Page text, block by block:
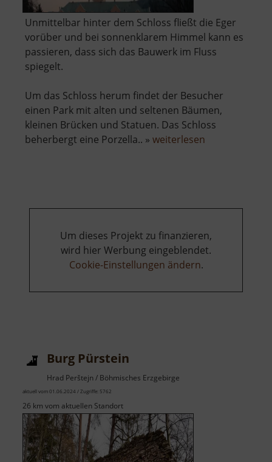
Unmittelbar hinter dem Schloss fließt die Eger
vorüber und bei sonnenklarem Himmel kann es
passieren, dass sich das Bauwerk im Fluss
spiegelt.
Um das Schloss herum findet der Besucher
einen Park mit alten und seltenen Bäumen,
kleinen Brücken und Statuen. Das Schloss
beherbergt eine Porzella.. » weiterlesen
Um dieses Projekt zu finanzieren,
wird hier Werbung eingeblendet.
Cookie-Einstellungen ändern.
Burg Pürstein
Hrad Perštejn / Böhmisches Erzgebirge
aktuell vom 01.06.2024 / Zugriffe: 5762
26 km vom aktuellen Standort